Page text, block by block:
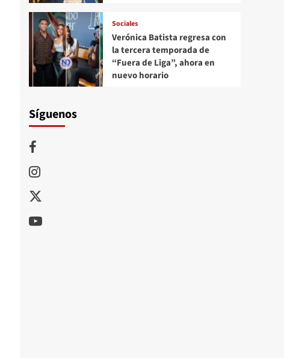
Sociales
Verónica Batista regresa con
la tercera temporada de
“Fuera de Liga”, ahora en
nuevo horario
Síguenos